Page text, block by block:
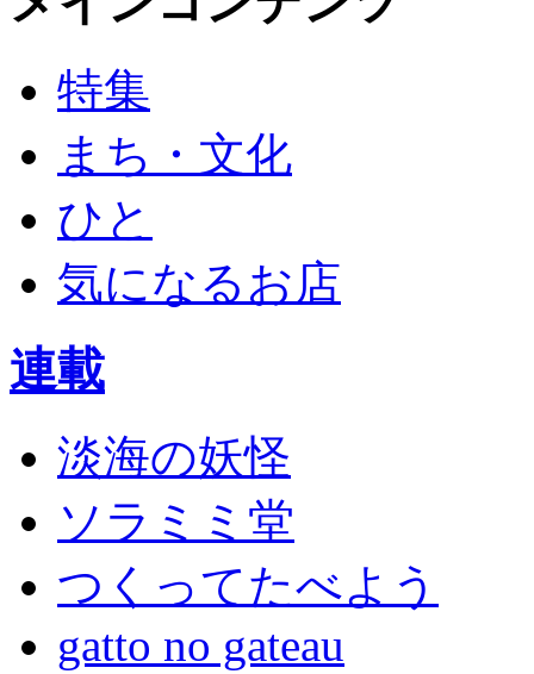
特集
まち・文化
ひと
気になるお店
連載
淡海の妖怪
ソラミミ堂
つくってたべよう
gatto no gateau